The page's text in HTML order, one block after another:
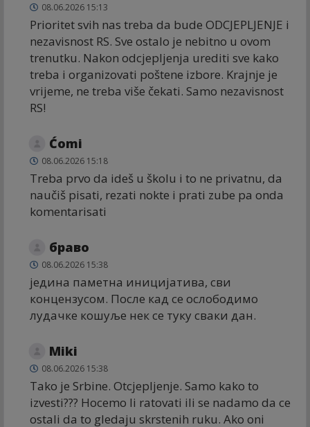
08.06.2026 15:13
Prioritet svih nas treba da bude ODCJEPLJENJE i
nezavisnost RS. Sve ostalo je nebitno u ovom
trenutku. Nakon odcjepljenja urediti sve kako
treba i organizovati poštene izbore. Krajnje je
vrijeme, ne treba više čekati. Samo nezavisnost
RS!
Ćomi
08.06.2026 15:18
Treba prvo da ideš u školu i to ne privatnu, da
naučiš pisati, rezati nokte i prati zube pa onda
komentarisati
браво
08.06.2026 15:38
једина паметна иницијатива, сви
концензусом. После кад се ослободимо
лудачке кошуље нек се туку сваки дан.
Miki
08.06.2026 15:38
Tako je Srbine. Otcjepljenje. Samo kako to
izvesti??? Hocemo li ratovati ili se nadamo da ce
ostali da to gledaju skrstenih ruku. Ako oni